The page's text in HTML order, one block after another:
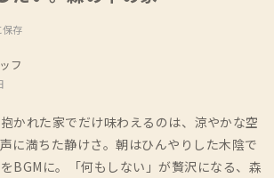
保存
フ
かれた家でだけ味わえるのは、涼やかな空
に満ちた静けさ。朝はひんやりした木陰で
BGMに。「何もしない」が贅沢になる、森